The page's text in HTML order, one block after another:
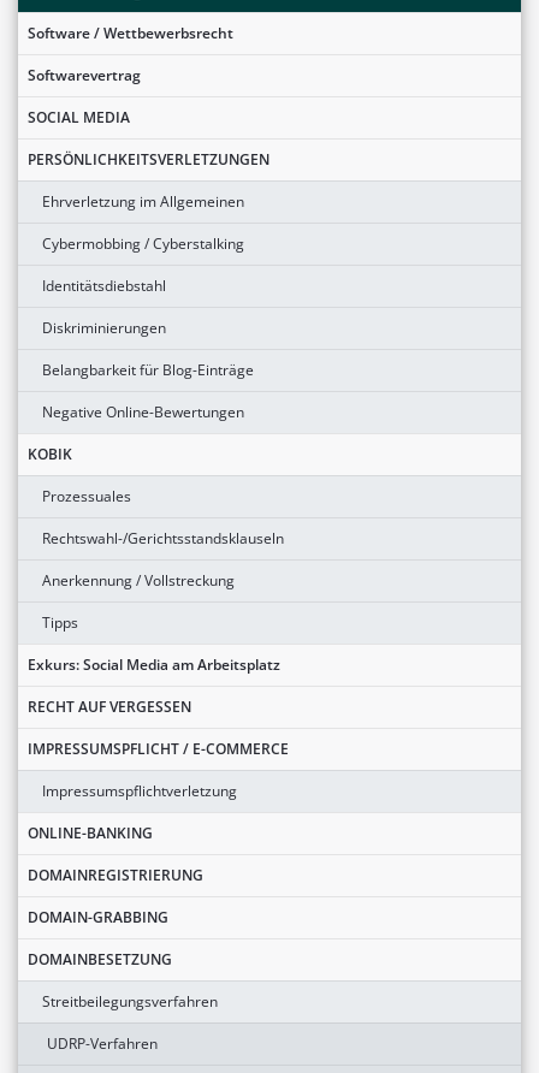
Software / Wettbewerbsrecht
Softwarevertrag
SOCIAL MEDIA
PERSÖNLICHKEITSVERLETZUNGEN
Ehrverletzung im Allgemeinen
Cybermobbing / Cyberstalking
Identitätsdiebstahl
Diskriminierungen
Belangbarkeit für Blog-Einträge
Negative Online-Bewertungen
KOBIK
Prozessuales
Rechtswahl-/Gerichtsstandsklauseln
Anerkennung / Vollstreckung
Tipps
Exkurs: Social Media am Arbeitsplatz
RECHT AUF VERGESSEN
IMPRESSUMSPFLICHT / E-COMMERCE
Impressumspflichtverletzung
ONLINE-BANKING
DOMAINREGISTRIERUNG
DOMAIN-GRABBING
DOMAINBESETZUNG
Streitbeilegungsverfahren
UDRP-Verfahren